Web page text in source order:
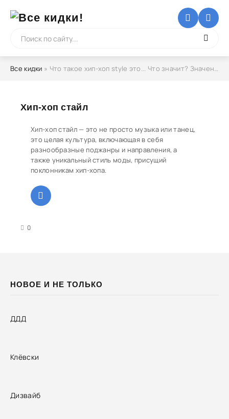
НОВОЕ И НЕ ТОЛЬКО
ДДД
Клёвски
Дизвайб
Все кидки » Что такое хип-хоп style это... Что значит? Значение слова
Хип-хоп стайл
Хип-хоп стайл — это не просто музыка или танец,
это целая культура, включающая в себя
разнообразные поджанры и направления, а
также уникальный стиль моды, присущий
поклонникам хип-хопа.
0